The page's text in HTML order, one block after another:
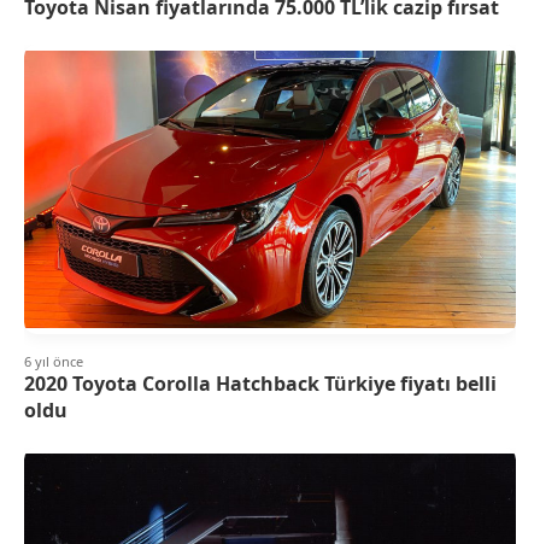
Toyota Nisan fiyatlarında 75.000 TL’lik cazip fırsat
6 yıl önce
2020 Toyota Corolla Hatchback Türkiye fiyatı belli
oldu